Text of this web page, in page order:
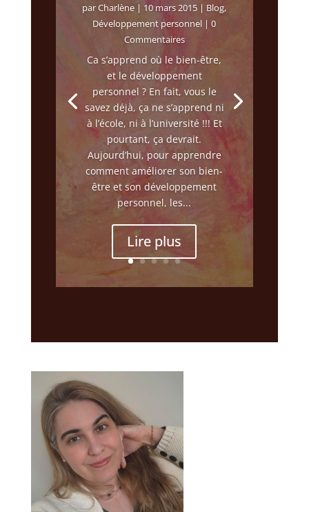
parCharlène | 10 mars 2015 | Blog,
Développement personnel | 0
Commentaires
Ca s’apprend où le bien-être,
et le développement
personnel ? En fait, vous le
savez déjà, ça ne s’apprend ni
à l’école, ni à l’université !!! Et
pourtant, ça devrait.
Aujourd’hui, pour apprendre
comment améliorer son bien-
être et son développement
personnel, les...
Lire plus